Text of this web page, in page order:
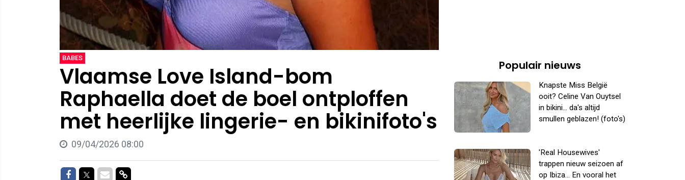
BABES
Vlaamse Love Island-bom
Raphaella doet de boel ontploffen
met heerlijke lingerie- en bikinifoto's
09/04/2026 08:00
Delen op Facebook
Delen op Twitter
Delen via Mail
Delen via link
Populair nieuws
Knapste Miss België
ooit? Celine Van Ouytsel
in bikini... da's altijd
smullen geblazen! (foto's)
'Real Housewives'
trappen nieuw seizoen af
op Ibiza... En vooral het